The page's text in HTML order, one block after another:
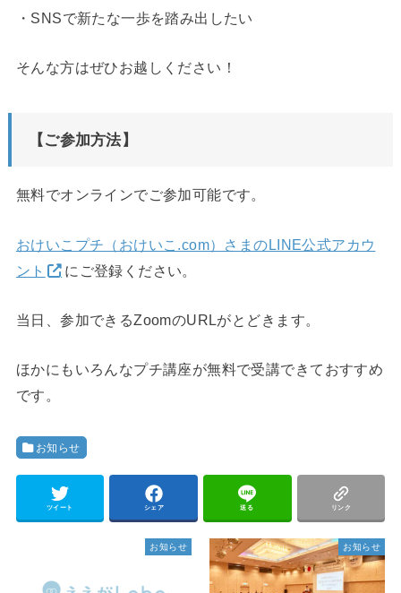
・SNSで新たな一歩を踏み出したい
そんな方はぜひお越しください！
【ご参加方法】
無料でオンラインでご参加可能です。
おけいこプチ（おけいこ.com）さまのLINE公式アカウ
ント
にご登録ください。
当日、参加できるZoomのURLがとどきます。
ほかにもいろんなプチ講座が無料で受講できておすすめ
です。
お知らせ
ツイート シェア 送る リンク
お知らせ お知らせ